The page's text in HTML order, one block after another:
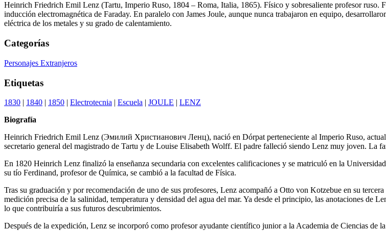
Heinrich Friedrich Emil Lenz (Tartu, Imperio Ruso, 1804 – Roma, Italia, 1865). Físico y sobresaliente profesor
inducción electromagnética de Faraday. En paralelo con James Joule, aunque nunca trabajaron en equipo,
eléctrica de los metales y su grado de calentamiento.
Categorías
Personajes Extranjeros
Etiquetas
1830 | 1840 | 1850 | Electrotecnia | Escuela | JOULE | LENZ
Biografía
Heinrich Friedrich Emil Lenz (Эмилий Христианович Ленц), nació en Dórpat perteneciente al Imperio Ruso,
secretario general del magistrado de Tartu y de Louise Elisabeth Wolff. El padre falleció siendo Lenz muy joven. La
En 1820 Heinrich Lenz finalizó la enseñanza secundaria con excelentes calificaciones y se matriculó en la
su tío Ferdinand, profesor de Química, se cambió a la facultad de Física.
Tras su graduación y por recomendación de uno de sus profesores, Lenz acompañó a Otto von Kotzebue en su
medición precisa de la salinidad, temperatura y densidad del agua del mar. Ya desde el principio, las anotaciones de
lo que contribuiría a sus futuros descubrimientos.
Después de la expedición, Lenz se incorporó como profesor ayudante científico junior a la Academia de Ciencias de